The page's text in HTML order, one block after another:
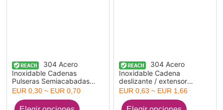
304 Acero
Inoxidable Cadenas
Pulseras Semiacabadas
para Hacer Joyas Hechas a
Mano. Tono de Plata 17cm
longitud, 1 Unidad
EUR 0,30 ~ EUR 0,70
304 Acero
Inoxidable Cadena
deslizante / extensor
deslizante Multicolor 1
Unidad
EUR 0,63 ~ EUR 1,66